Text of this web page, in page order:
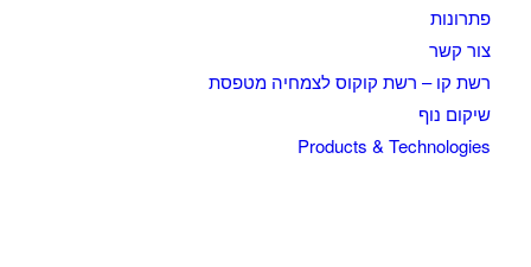
פתרונות
צור קשר
רשת קו – רשת קוקוס לצמחיה מטפסת
שיקום נוף
Products & Technologies